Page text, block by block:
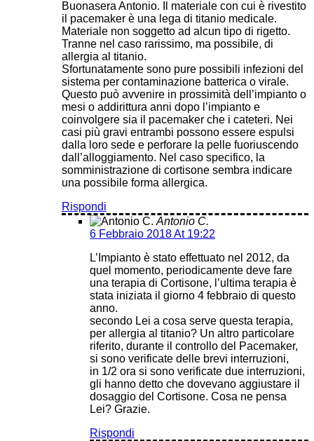
Buonasera Antonio. Il materiale con cui è rivestito
il pacemaker è una lega di titanio medicale.
Materiale non soggetto ad alcun tipo di rigetto.
Tranne nel caso rarissimo, ma possibile, di
allergia al titanio.
Sfortunatamente sono pure possibili infezioni del
sistema per contaminazione batterica o virale.
Questo può avvenire in prossimità dell’impianto o
mesi o addirittura anni dopo l’impianto e
coinvolgere sia il pacemaker che i cateteri. Nei
casi più gravi entrambi possono essere espulsi
dalla loro sede e perforare la pelle fuoriuscendo
dall’alloggiamento. Nel caso specifico, la
somministrazione di cortisone sembra indicare
una possibile forma allergica.
Rispondi
Antonio C.
6 Febbraio 2018 At 19:22
L’Impianto è stato effettuato nel 2012, da
quel momento, periodicamente deve fare
una terapia di Cortisone, l’ultima terapia è
stata iniziata il giorno 4 febbraio di questo
anno.
secondo Lei a cosa serve questa terapia,
per allergia al titanio? Un altro particolare
riferito, durante il controllo del Pacemaker,
si sono verificate delle brevi interruzioni,
in 1/2 ora si sono verificate due interruzioni,
gli hanno detto che dovevano aggiustare il
dosaggio del Cortisone. Cosa ne pensa
Lei? Grazie.
Rispondi